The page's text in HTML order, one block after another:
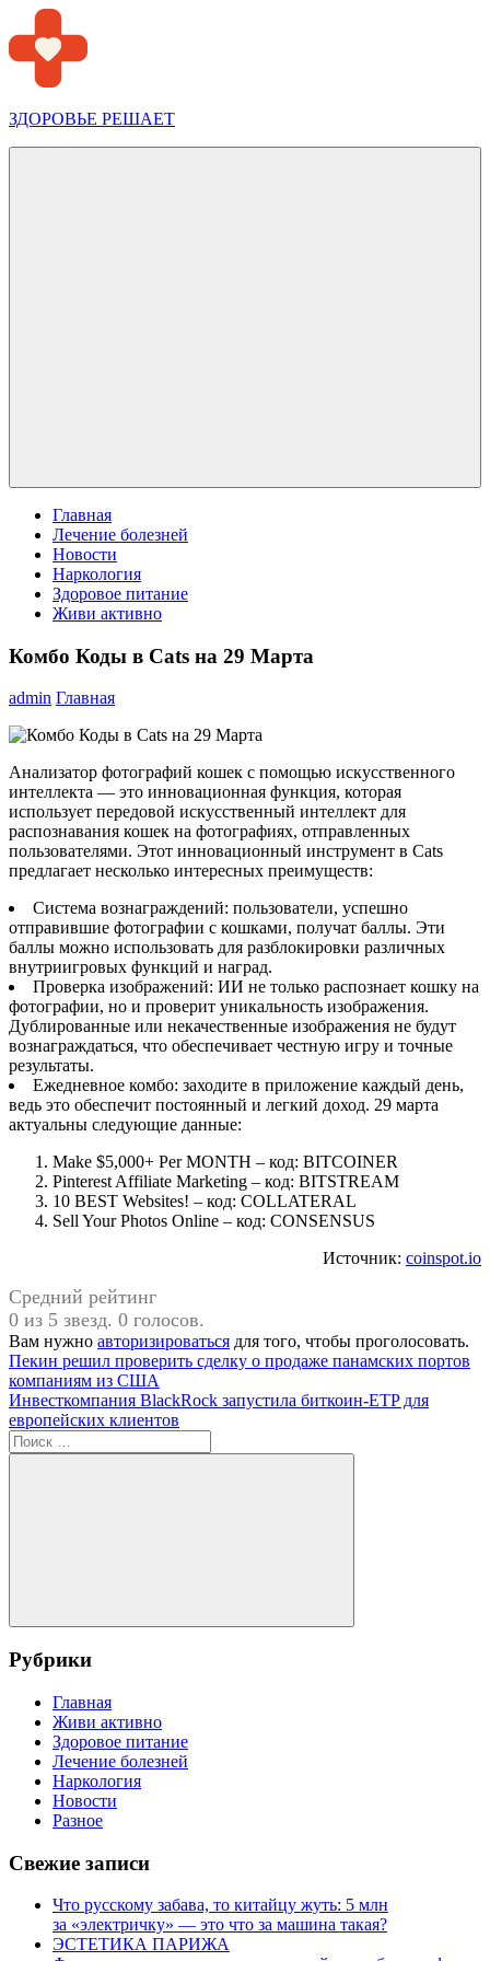
Перейти
к
содержимому
ЗДОРОВЬЕ РЕШАЕТ
Главная
Лечение болезней
Новости
Наркология
Здоровое питание
Живи активно
Комбо Коды в Cats на 29 Марта
admin Главная
Анализатор фотографий кошек с помощью искусственного
интеллекта — это инновационная функция, которая
использует передовой искусственный интеллект для
распознавания кошек на фотографиях, отправленных
пользователями. Этот инновационный инструмент в Cats
предлагает несколько интересных преимуществ:
Система вознаграждений: пользователи, успешно
отправившие фотографии с кошками, получат баллы. Эти
баллы можно использовать для разблокировки различных
внутриигровых функций и наград.
Проверка изображений: ИИ не только распознает кошку на
фотографии, но и проверит уникальность изображения.
Дублированные или некачественные изображения не будут
вознаграждаться, что обеспечивает честную игру и точные
результаты.
Ежедневное комбо: заходите в приложение каждый день,
ведь это обеспечит постоянный и легкий доход. 29 марта
актуальны следующие данные:
Make $5,000+ Per MONTH – код: BITCOINER
Pinterest Affiliate Marketing – код: BITSTREAM
10 BEST Websites! – код: COLLATERAL
Sell Your Photos Online – код: CONSENSUS
Источник: coinspot.io
Средний рейтинг
0 из 5 звезд. 0 голосов.
Вам нужно авторизироваться для того, чтобы проголосовать.
Навигация
по
записям
Предыдущая
запись:
Пекин решил проверить сделку о продаже панамских портов
компаниям из США
Следующая
запись:
Инвесткомпания BlackRock запустила биткоин-ETP для
европейских клиентов
Поиск
для:
Поиск
Рубрики
Главная
Живи активно
Здоровое питание
Лечение болезней
Наркология
Новости
Разное
Свежие записи
Что русскому забава, то китайцу жуть: 5 млн
за «электричку» — это что за машина такая?
ЭСТЕТИКА ПАРИЖА